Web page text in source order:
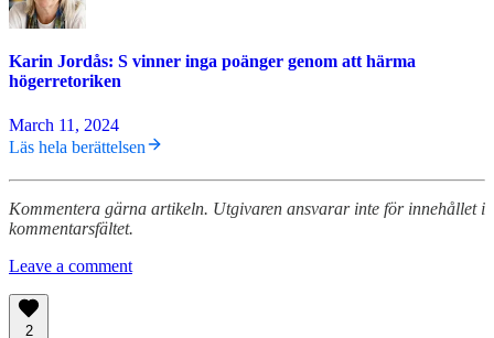
Karin Jordås: S vinner inga poänger genom att härma
högerretoriken
March 11, 2024
Läs hela berättelsen
Kommentera gärna artikeln. Utgivaren ansvarar inte för innehållet i
kommentarsfältet.
Leave a comment
2